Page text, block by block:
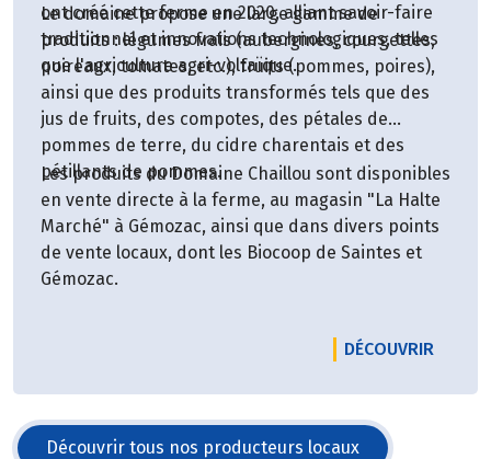
ont créé cette ferme en 2020, alliant savoir-faire
traditionnel et innovations technologiques, telles
que l'agriculture agri-voltaïque.
Le domaine propose une large gamme de
produits : légumes frais (aubergines, courgettes,
poireaux, tomates, etc.), fruits (pommes, poires),
ainsi que des produits transformés tels que des
jus de fruits, des compotes, des pétales de
pommes de terre, du cidre charentais et des
pétillants de pommes.
Les produits du Domaine Chaillou sont disponibles
en vente directe à la ferme, au magasin "La Halte
Marché" à Gémozac, ainsi que dans divers points
de vente locaux, dont les Biocoop de Saintes et
Gémozac.
DÉCOUVRIR
Découvrir tous nos producteurs locaux